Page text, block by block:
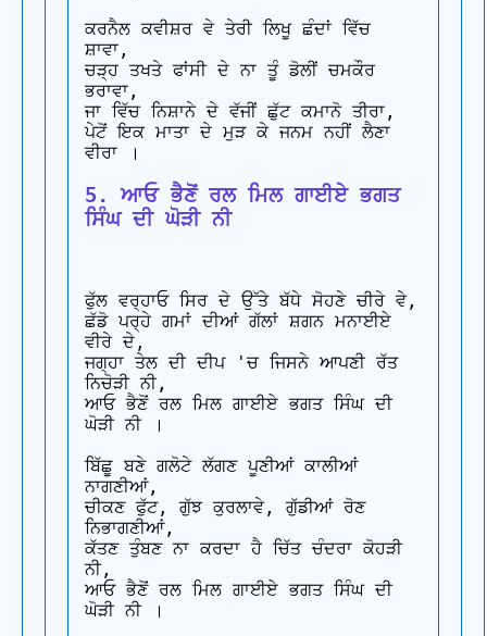
ਕਰਨੈਲ ਕਵੀਸ਼ਰ ਵੇ ਤੇਰੀ ਲਿਖੂ ਛੰਦਾਂ ਵਿੱਚ
ਸ਼ਾਵਾ,
ਚੜ੍ਹ ਤਖਤੇ ਫਾਂਸੀ ਦੇ ਨਾ ਤੂੰ ਡੋਲੀਂ ਚਮਕੌਰ
ਭਰਾਵਾ,
ਜਾ ਵਿੱਚ ਨਿਸ਼ਾਨੇ ਦੇ ਵੱਜੀਂ ਛੁੱਟ ਕਮਾਨੋ ਤੀਰਾ,
ਪੇਟੋਂ ਇਕ ਮਾਤਾ ਦੇ ਮੁੜ ਕੇ ਜਨਮ ਨਹੀਂ ਲੈਣਾ
5. ਆਓ ਭੈਣੋਂ ਰਲ ਮਿਲ ਗਾਈਏ ਭਗਤ
ਸਿੰਘ ਦੀ ਘੋੜੀ ਨੀ
ਫੁੱਲ ਵਰ੍ਹਾਓ ਸਿਰ ਦੇ ਉੱਤੇ ਬੱਧੇ ਸੋਹਣੇ ਚੀਰੇ ਵੇ,
ਛੱਡੋ ਪਰ੍ਹੇ ਗਮਾਂ ਦੀਆਂ ਗੱਲਾਂ ਸ਼ਗਨ ਮਨਾਈਏ
ਵੀਰੇ ਦੇ,
ਜਗ੍ਹਾ ਤੇਲ ਦੀ ਦੀਪ 'ਚ ਜਿਸਨੇ ਆਪਣੀ ਰੱਤ
ਨਿਚੋੜੀ ਨੀ,
ਆਓ ਭੈਣੋਂ ਰਲ ਮਿਲ ਗਾਈਏ ਭਗਤ ਸਿੰਘ ਦੀ
ਘੋੜੀ ਨੀ ।
ਬਿੱਛੂ ਬਣੇ ਗਲੋਟੇ ਲੱਗਣ ਪੂਣੀਆਂ ਕਾਲੀਆਂ
ਨਾਗਣੀਆਂ,
ਚੀਕਣ ਫੁੱਟ, ਗੁੱਝ ਕੁਰਲਾਵੇ, ਗੁੱਡੀਆਂ ਰੋਣ
ਨਿਭਾਗਣੀਆਂ,
ਕੱਤਣ ਤੁੰਬਣ ਨਾ ਕਰਦਾ ਹੈ ਚਿੱਤ ਚੰਦਰਾ ਕੋਹੜੀ
ਨੀ,
ਆਓ ਭੈਣੋਂ ਰਲ ਮਿਲ ਗਾਈਏ ਭਗਤ ਸਿੰਘ ਦੀ
ਘੋੜੀ ਨੀ ।